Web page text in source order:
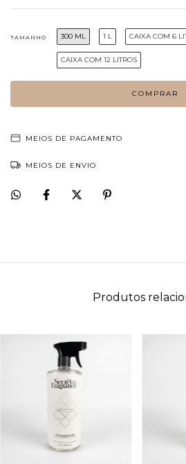
TAMANHO 300 ML 1 L CAIXA COM 6
CAIXA COM 12 LITROS
MEIOS DE PAGAMENTO
MEIOS DE ENVIO
Produtos